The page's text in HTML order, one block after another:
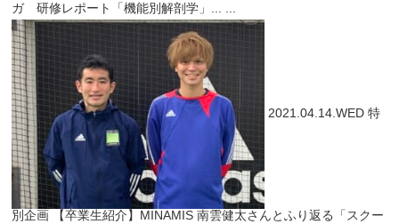
ガ 研修レポート「機能別解剖学」... ...
2021.04.14.WED 特
別企画
【卒業生紹介】MINAMIS 南雲健太さんとふり返る「スクー